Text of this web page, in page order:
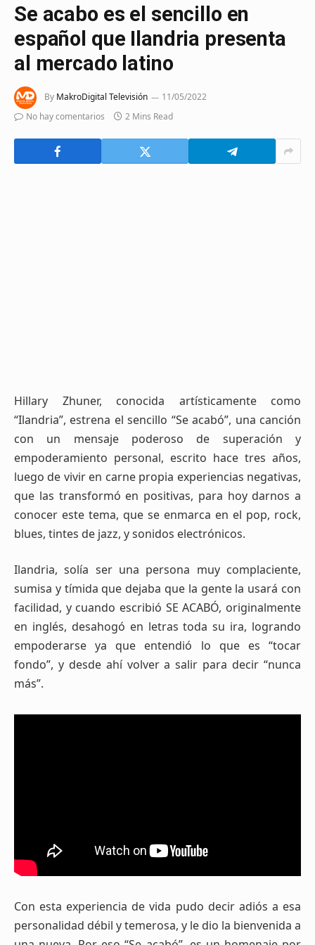
Se acabo es el sencillo en
español que Ilandria presenta
al mercado latino
By MakroDigital Televisión
11/05/2022
No hay comentarios
2 Mins Read
Hillary Zhuner, conocida artísticamente como
“Ilandria”, estrena el sencillo “Se acabó”, una canción
con un mensaje poderoso de superación y
empoderamiento personal, escrito hace tres años,
luego de vivir en carne propia experiencias negativas,
que las transformó en positivas, para hoy darnos a
conocer este tema, que se enmarca en el pop, rock,
blues, tintes de jazz, y sonidos electrónicos.
Ilandria, solía ser una persona muy complaciente,
sumisa y tímida que dejaba que la gente la usará con
facilidad, y cuando escribió SE ACABÓ, originalmente
en inglés, desahogó en letras toda su ira, logrando
empoderarse ya que entendió lo que es “tocar
fondo”, y desde ahí volver a salir para decir “nunca
más”.
Con esta experiencia de vida pudo decir adiós a esa
personalidad débil y temerosa, y le dio la bienvenida a